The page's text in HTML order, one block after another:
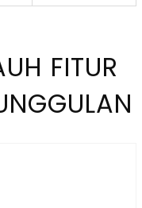
FITUR